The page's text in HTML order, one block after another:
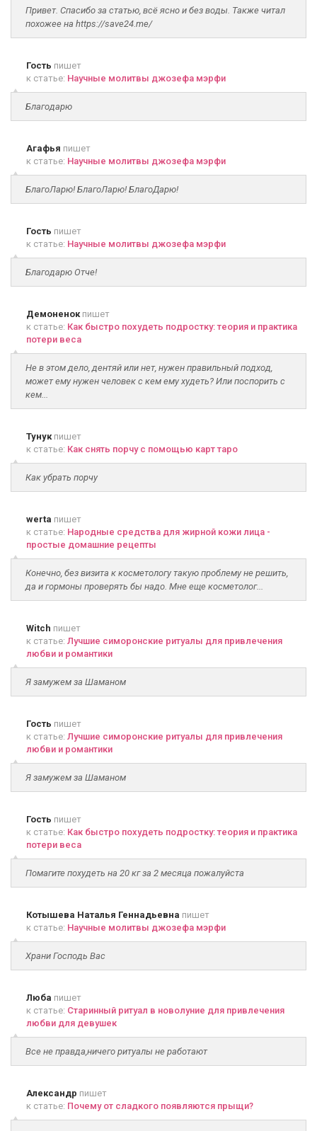
Привет. Спасибо за статью, всё ясно и без воды. Также читал
похожее на https://save24.me/
Гость пишет
к статье: Научные молитвы джозефа мэрфи
Благодарю
Агафья пишет
к статье: Научные молитвы джозефа мэрфи
БлагоЛарю! БлагоЛарю! БлагоДарю!
Гость пишет
к статье: Научные молитвы джозефа мэрфи
Благодарю Отче!
Демоненокпишет
к статье: Как быстро похудеть подростку: теория и практика
потери веса
Не в этом дело, дентяй или нет, нужен правильный подход,
может ему нужен человек с кем ему худеть? Или поспорить с
кем...
Тунукпишет
к статье: Как снять порчу с помощью карт таро
Как убрать порчу
werta пишет
к статье: Народные средства для жирной кожи лица -
простые домашние рецепты
Конечно, без визита к косметологу такую проблему не решить,
да и гормоны проверять бы надо. Мне еще косметолог...
Witch пишет
к статье: Лучшие симоронские ритуалы для привлечения
любви и романтики
Я замужем за Шаманом
Гость пишет
к статье: Лучшие симоронские ритуалы для привлечения
любви и романтики
Я замужем за Шаманом
Гость пишет
к статье: Как быстро похудеть подростку: теория и практика
потери веса
Помагите похудеть на 20 кг за 2 месяца пожалуйста
Котышева Наталья Геннадьевна пишет
к статье: Научные молитвы джозефа мэрфи
Храни Господь Вас
Люба пишет
к статье: Старинный ритуал в новолуние для привлечения
любви для девушек
Все не правда,ничего ритуалы не работают
Александр пишет
к статье: Почему от сладкого появляются прыщи?